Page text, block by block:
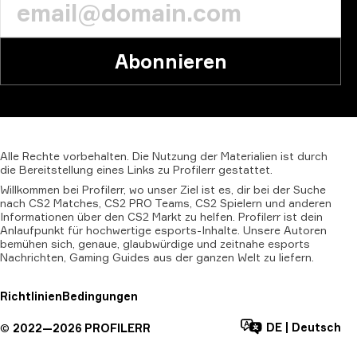
Abonnieren
Alle Rechte vorbehalten. Die Nutzung der Materialien ist durch
die Bereitstellung eines Links zu Profilerr gestattet.
Willkommen bei Profilerr, wo unser Ziel ist es, dir bei der Suche
nach CS2 Matches, CS2 PRO Teams, CS2 Spielern und anderen
Informationen über den CS2 Markt zu helfen. Profilerr ist dein
Anlaufpunkt für hochwertige esports-Inhalte. Unsere Autoren
bemühen sich, genaue, glaubwürdige und zeitnahe esports
Nachrichten, Gaming Guides aus der ganzen Welt zu liefern.
RichtlinienBedingungen
© 2022—2026 PROFILERR DE Deutsch